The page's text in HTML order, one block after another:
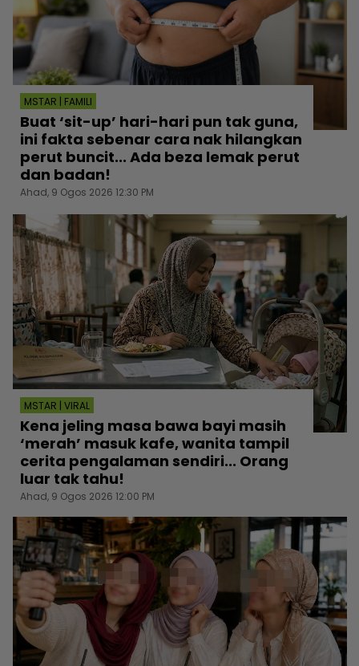
MSTAR | FAMILI
Buat ‘sit-up’ hari-hari pun tak guna,
ini fakta sebenar cara nak hilangkan
perut buncit... Ada beza lemak perut
dan badan!
Ahad, 9 Ogos 2026 12:30 PM
MSTAR | VIRAL
Kena jeling masa bawa bayi masih
‘merah’ masuk kafe, wanita tampil
cerita pengalaman sendiri... Orang
luar tak tahu!
Ahad, 9 Ogos 2026 12:00 PM